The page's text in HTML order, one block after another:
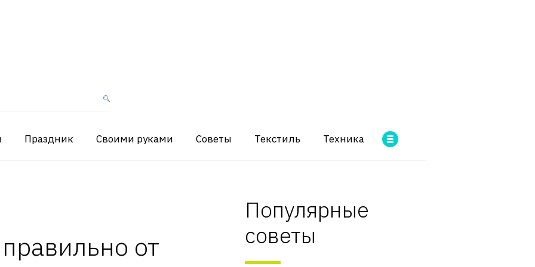
Праздник Своими руками Советы Текстиль Техника
от
Популярные
советы